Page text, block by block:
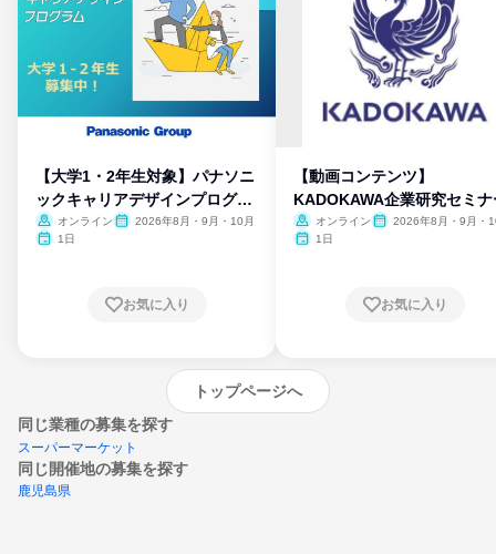
【大学1・2年生対象】パナソニ
ックキャリアデザインプログラ
ム
オンライン
2026年8月・9月・10月
1日
お気に入り
【動画コンテンツ】
KADOKAWA企業研究セミナ
オンライン
2026年8月・9月・
1日
お気に入り
トップページへ
同じ業種の募集を探す
スーパーマーケット
同じ開催地の募集を探す
鹿児島県